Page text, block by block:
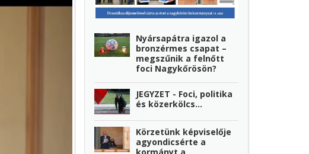
Nyársapátra igazol a
bronzérmes csapat –
megszűnik a felnőtt
foci Nagykőrösön?
JEGYZET - Foci, politika
és közerkölcs…
Körzetünk képviselője
agyondicsérte a